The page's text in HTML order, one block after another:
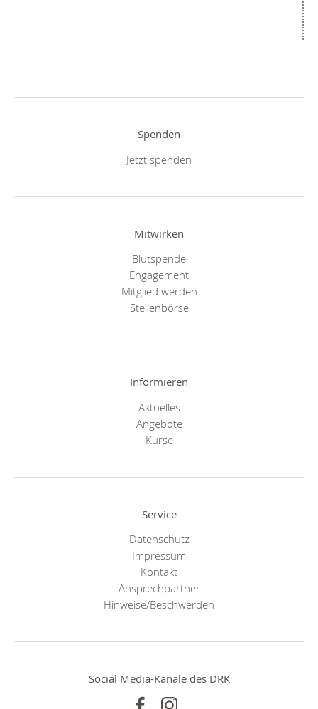
Spenden
Jetzt spenden
Mitwirken
Blutspende
Engagement
Mitglied werden
Stellenbörse
Informieren
Aktuelles
Angebote
Kurse
Service
Datenschutz
Impressum
Kontakt
Ansprechpartner
Hinweise/Beschwerden
Social Media-Kanäle des DRK